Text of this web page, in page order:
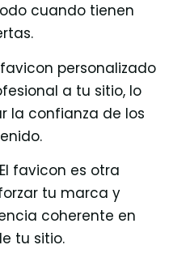
cuando tienen
personalizado
a tu sitio, lo
la confianza de los
El favicon es otra
tu marca y
coherente en
tu sitio.